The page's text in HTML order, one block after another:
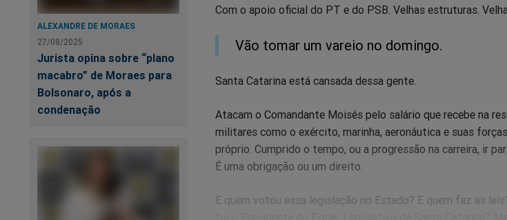
ALEXANDRE DE MORAES
27/08/2025
Jurista opina sobre “plano
macabro” de Moraes para
Bolsonaro, após a
condenação
Com o apoio oficial do PT e do PSB. Velhas estruturas.
Vão tomar um vareio no domingo.
Santa Catarina está cansada dessa gente.
Atacam o Comandante Moisés pelo salário que recebe na
militares como o exército, marinha, aeronáutica e suas
próprio. Cumprido o tempo, ou a progressão na carreira, ir
É uma obrigação ou um direito.
E quem votou essa legislação no Estado? E quem faz as